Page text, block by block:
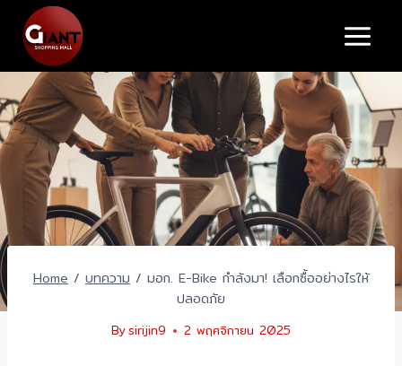
content
Home / บทความ / มอก. E-Bike กำลังมา! เลือกซื้ออย่างไรให้
ปลอดภัย
Bysirijin9 2 พฤศจิกายน 2025